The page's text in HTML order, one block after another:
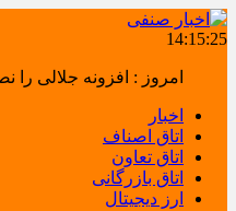
14:15:26
امروز : افزونه جلالی را
اخبار
اتاق اصناف
اتاق تعاون
اتاق بازرگانی
ارز دیجیتال